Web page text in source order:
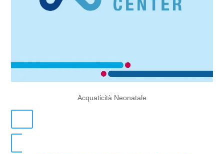
Acquaticità Neonatale